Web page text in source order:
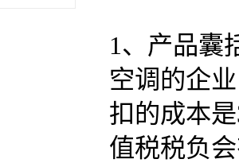
1、产品囊
空调的企
扣的成本
值税税负